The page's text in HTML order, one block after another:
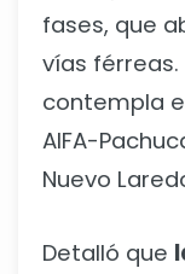
fases, que
vías férreas.
contempla
AIFA-
Nuevo
Detalló que